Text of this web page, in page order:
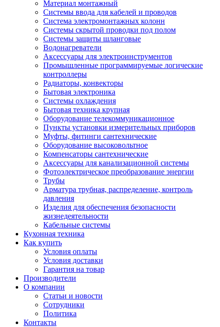
Материал монтажный
Системы ввода для кабелей и проводов
Система электромонтажных колонн
Системы скрытой проводки под полом
Системы защиты шланговые
Водонагреватели
Аксессуары для электроинструментов
Промышленные программируемые логические
контроллеры
Радиаторы, конвекторы
Бытовая электроника
Системы охлаждения
Бытовая техника крупная
Оборудование телекоммуникационное
Пункты установки измерительных приборов
Муфты, фитинги сантехнические
Оборудование высоковольтное
Компенсаторы сантехнические
Аксессуары для канализационной системы
Фотоэлектрическое преобразование энергии
Трубы
Арматура трубная, распределение, контроль
давления
Изделия для обеспечения безопасности
жизнедеятельности
Кабельные системы
Кухонная техника
Как купить
Условия оплаты
Условия доставки
Гарантия на товар
Производители
О компании
Статьи и новости
Сотрудники
Политика
Контакты